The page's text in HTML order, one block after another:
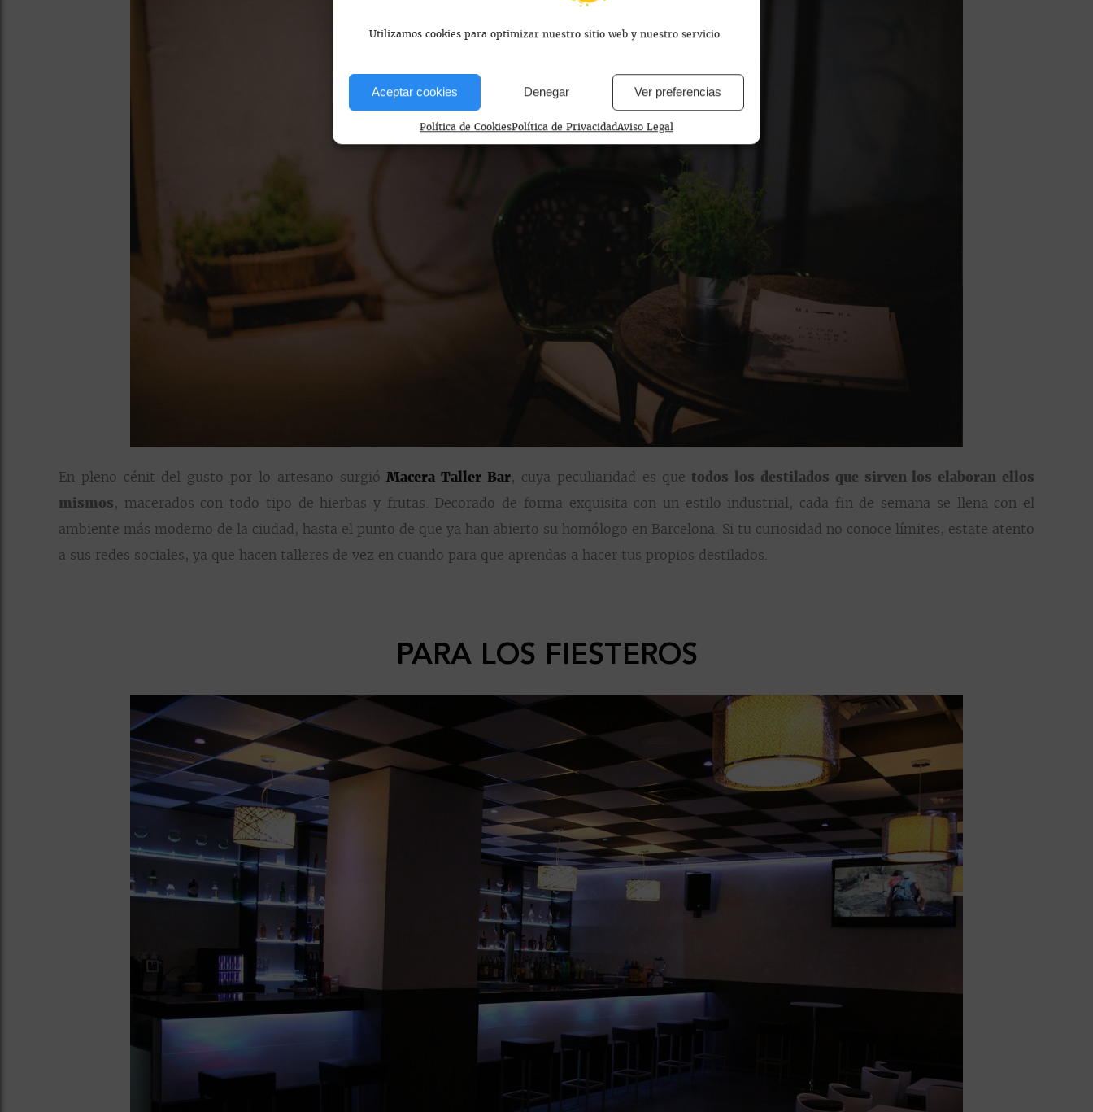
Utilizamos cookies para optimizar nuestro sitio web y nuestro servicio.
Aceptar cookies Denegar Ver preferencias
Política de CookiesPolítica de PrivacidadAviso Legal
En pleno cénit del gusto por lo artesano surgióMacera Taller Bar, cuya peculiaridad es que todos los destilados que sirven los elaboran ellos
mismos, macerados con todo tipo de hierbas y frutas. Decorado de forma exquisita con un estilo industrial, cada fin de semana se llena con el
ambiente más moderno de la ciudad, hasta el punto de que ya han abierto su homólogo en Barcelona. Si tu curiosidad no conoce límites, estate atento
a sus redes sociales, ya que hacen talleres de vez en cuando para que aprendas a hacer tus propios destilados.
PARA LOS FIESTEROS